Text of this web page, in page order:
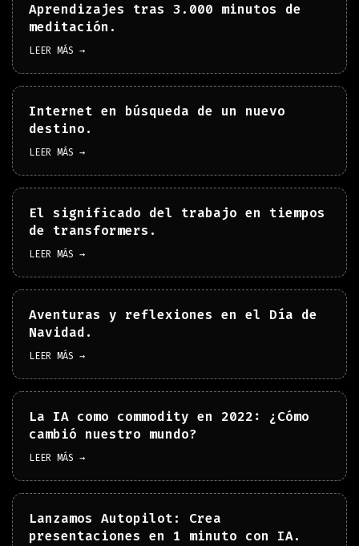
Aprendizajes tras 3.000 minutos de
meditación.
LEER MÁS →
Internet en búsqueda de un nuevo
destino.
LEER MÁS →
El significado del trabajo en tiempos
de transformers.
LEER MÁS →
Aventuras y reflexiones en el Día de
Navidad.
LEER MÁS →
La IA como commodity en 2022: ¿Cómo
cambió nuestro mundo?
LEER MÁS →
Lanzamos Autopilot: Crea
presentaciones en 1 minuto con IA.